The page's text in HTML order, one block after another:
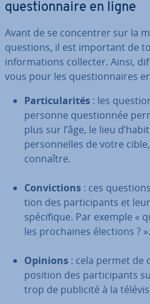
ques­tion­naire en ligne
Avant de se con­cen­trer sur la
questions, il est important de
in­for­ma­tions collecter. Ainsi,
vous pour les ques­tion­naires
Par­ti­cu­la­ri­tés : les
personne ques­tion­née
plus sur l’âge, le lieu
per­son­nelles de votre
connaître.
Con­vic­tions : ces
tion des par­ti­ci­pants et
spé­ci­fique. Par exemple «
les pro­chaines élections ? ».
Opinions : cela permet de
position des par­ti­ci­pants
trop de publicité à la